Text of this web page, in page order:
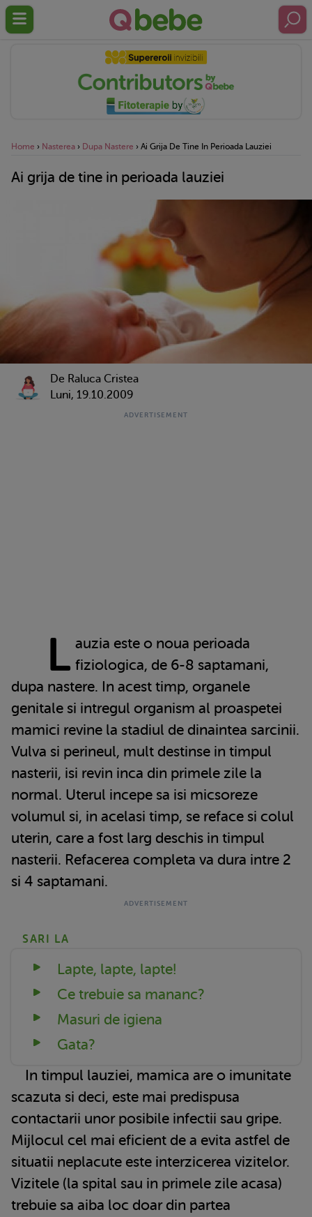
Home › Nasterea › Dupa Nastere › Ai Grija De Tine In Perioada Lauziei
Ai grija de tine in perioada lauziei
De Raluca Cristea
Luni, 19.10.2009
L auzia este o noua perioada
fiziologica, de 6-8 saptamani,
dupa nastere. In acest timp, organele
genitale si intregul organism al proaspetei
mamici revine la stadiul de dinaintea sarcinii.
Vulva si perineul, mult destinse in timpul
nasterii, isi revin inca din primele zile la
normal. Uterul incepe sa isi micsoreze
volumul si, in acelasi timp, se reface si colul
uterin, care a fost larg deschis in timpul
nasterii. Refacerea completa va dura intre 2
si 4 saptamani.
SARI LA
Lapte, lapte, lapte!
Ce trebuie sa mananc?
Masuri de igiena
Gata?
In timpul lauziei, mamica are o imunitate
scazuta si deci, este mai predispusa
contactarii unor posibile infectii sau gripe.
Mijlocul cel mai eficient de a evita astfel de
situatii neplacute este interzicerea vizitelor.
Vizitele (la spital sau in primele zile acasa)
trebuie sa aiba loc doar din partea